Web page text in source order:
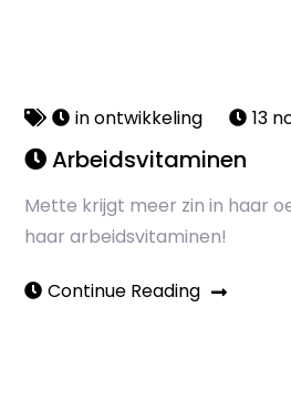
in ontwikkeling 13
Arbeidsvitaminen
Mette krijgt meer zin in haar
haar arbeidsvitaminen!
Continue Reading